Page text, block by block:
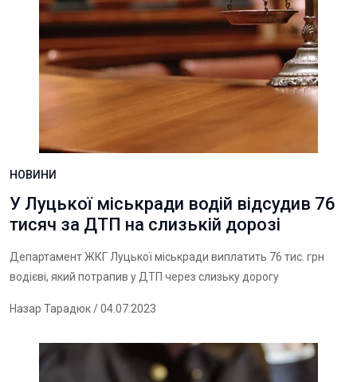
НОВИНИ
У Луцької міськради водій відсудив 76
тисяч за ДТП на слизькій дорозі
Департамент ЖКГ Луцької міськради виплатить 76 тис. грн
водієві, який потрапив у ДТП через слизьку дорогу
Назар Тарадюк/ 04.07.2023